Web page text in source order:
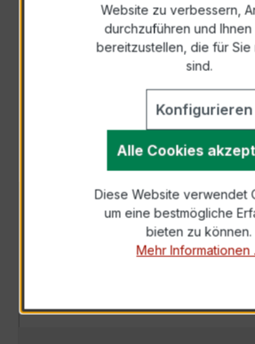
Anfrage
Als PDF
BESCHREIBUNG
Der WSK 40 1/1A 2,5VA Kl.0,5 ist
kompakter, hochpräziser
Website zu verbessern,
durchzuführen und Ihnen
bereitzustellen, die für Sie
sind.
Konfigurieren
Alle Cookies
Diese Website verwendet
um eine bestmögliche
bieten zu können.
Mehr Informationen